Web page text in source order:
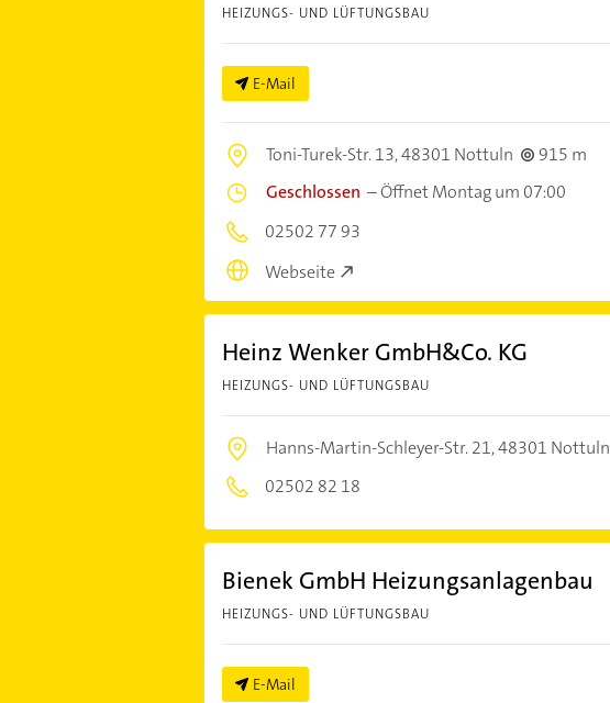
HEIZUNGS- UND LÜFTUNGSBAU
E-Mail
Toni-Turek-Str. 13,48301 Nottuln
915 m
Geschlossen –Öffnet Montag um 07:00
02502 77 93
Webseite
Heinz Wenker GmbH&Co. KG
HEIZUNGS- UND LÜFTUNGSBAU
Hanns-Martin-Schleyer-Str. 21,48301 Nottuln
02502 82 18
Bienek GmbH Heizungsanlagenbau
HEIZUNGS- UND LÜFTUNGSBAU
E-Mail